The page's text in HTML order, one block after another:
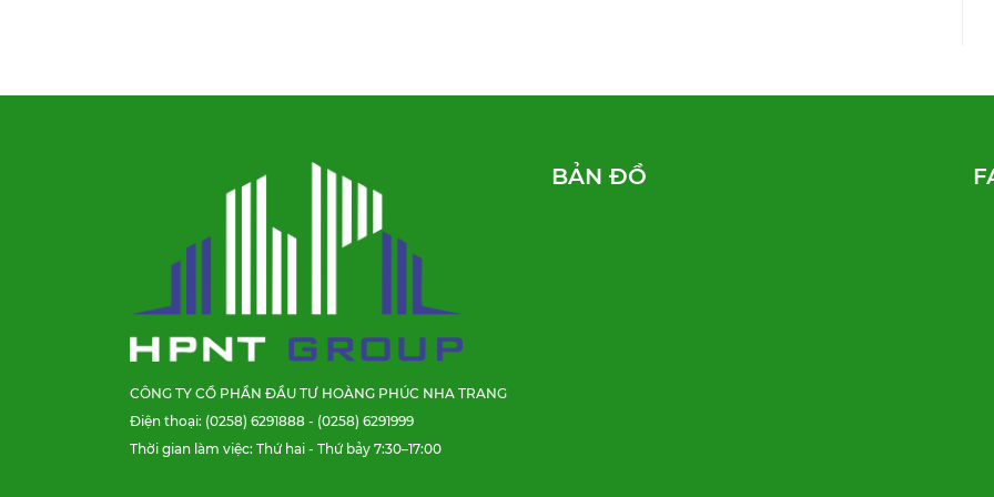
CÔNG TY CỔ PHẦN ĐẦU TƯ HOÀNG PHÚC NHA TRANG
Điện thoại: (0258) 6291888 - (0258) 6291999
Thời gian làm việc: Thứ hai - Thứ bảy 7:30–17:00
BẢN ĐỒ